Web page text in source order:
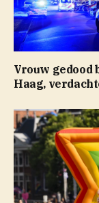
Vrouw
Haag,